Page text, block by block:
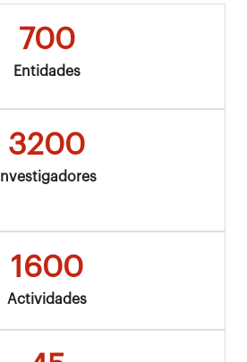
700
Entidades
3200
Investigadores
1600
Actividades